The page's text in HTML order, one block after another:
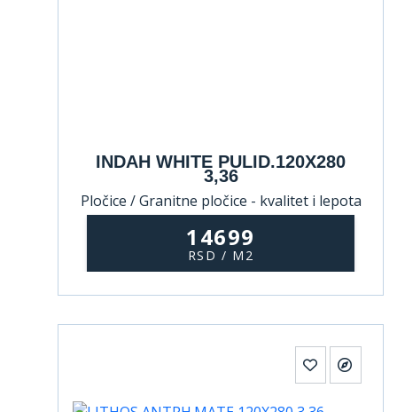
INDAH WHITE PULID.120X280
3,36
Pločice / Granitne pločice - kvalitet i lepota
14699
RSD / M2